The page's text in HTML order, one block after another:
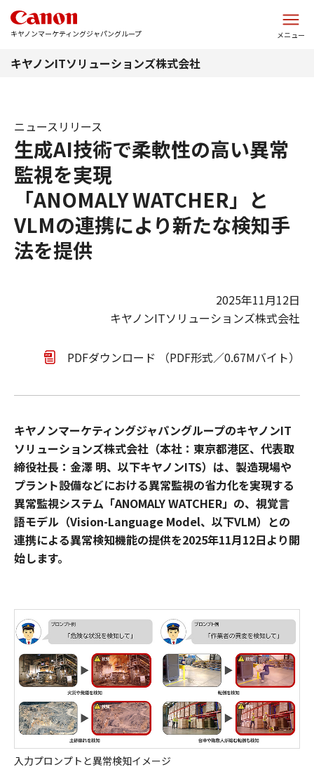
キヤノンマーケティングジャパングループ メニュー
キヤノンITソリューションズ株式会社
生成AI技術で柔軟性の高い異常
監視を実現
「ANOMALY WATCHER」と
VLMの連携により新たな検知手
法を提供
ニュースリリース
2025年11月12日
キヤノンITソリューションズ株式会社
PDFダウンロード （PDF形式／0.67Mバイト）
キヤノンマーケティングジャパングループのキヤノンIT
ソリューションズ株式会社（本社：東京都港区、代表取
締役社長：金澤 明、以下キヤノンITS）は、製造現場や
プラント設備などにおける異常監視の省力化を実現する
異常監視システム「ANOMALY WATCHER」の、視覚言
語モデル（Vision-Language Model、以下VLM）との
連携による異常検知機能の提供を2025年11月12日より開
始します。
入力プロンプトと異常検知イメージ